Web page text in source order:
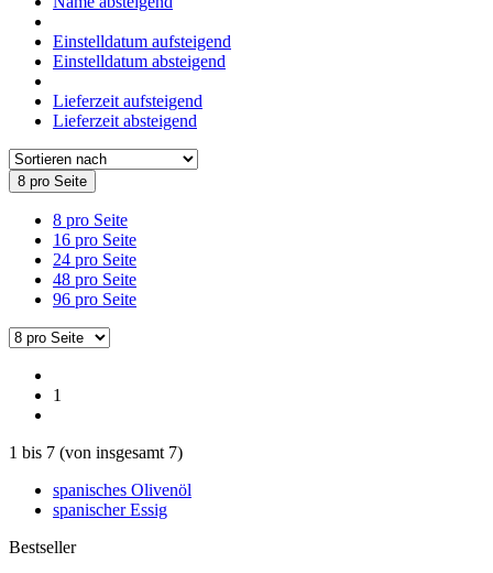
Einstelldatum aufsteigend
Einstelldatum absteigend
Lieferzeit aufsteigend
Lieferzeit absteigend
8 pro Seite
8 pro Seite
16 pro Seite
24 pro Seite
48 pro Seite
96 pro Seite
1
1 bis 7 (von insgesamt 7)
spanisches Olivenöl
spanischer Essig
Bestseller